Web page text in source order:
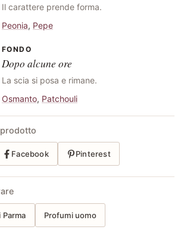
Il carattere prende forma.
Peonia, Pepe
FONDO
Dopo alcune ore
La scia si posa e rimane.
Osmanto, Patchouli
Facebook Pinterest
Profumi uomo